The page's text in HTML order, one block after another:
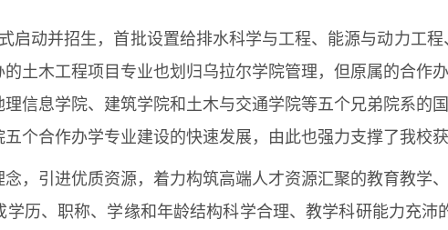
启动并招生，首批设置给排水科学与工程、能源与动力工
土木工程项目专业也划归乌拉尔学院管理，但原属的合作
信息学院、建筑学院和土木与交通学院等五个兄弟院系的
个合作办学专业建设的快速发展，由此也强力支撑了我校
，引进优质资源，着力构筑高端人才资源汇聚的教育教学
历、职称、学缘和年龄结构科学合理、教学科研能力充沛